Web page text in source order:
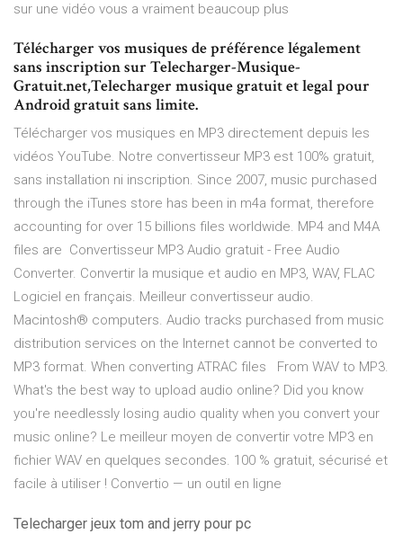
sur une vidéo vous a vraiment beaucoup plus
Télécharger vos musiques de préférence légalement
sans inscription sur Telecharger-Musique-
Gratuit.net,Telecharger musique gratuit et legal pour
Android gratuit sans limite.
Télécharger vos musiques en MP3 directement depuis les
vidéos YouTube. Notre convertisseur MP3 est 100% gratuit,
sans installation ni inscription. Since 2007, music purchased
through the iTunes store has been in m4a format, therefore
accounting for over 15 billions files worldwide. MP4 and M4A
files are Convertisseur MP3 Audio gratuit - Free Audio
Converter. Convertir la musique et audio en MP3, WAV, FLAC
Logiciel en français. Meilleur convertisseur audio.
Macintosh® computers. Audio tracks purchased from music
distribution services on the Internet cannot be converted to
MP3 format. When converting ATRAC files From WAV to MP3.
What's the best way to upload audio online? Did you know
you're needlessly losing audio quality when you convert your
music online? Le meilleur moyen de convertir votre MP3 en
fichier WAV en quelques secondes. 100 % gratuit, sécurisé et
facile à utiliser ! Convertio — un outil en ligne
Telecharger jeux tom and jerry pour pc